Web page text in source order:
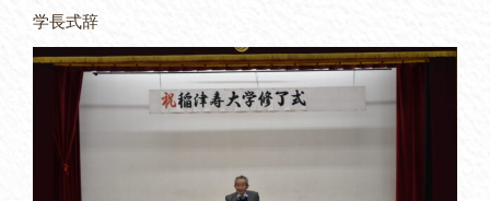
学長式辞